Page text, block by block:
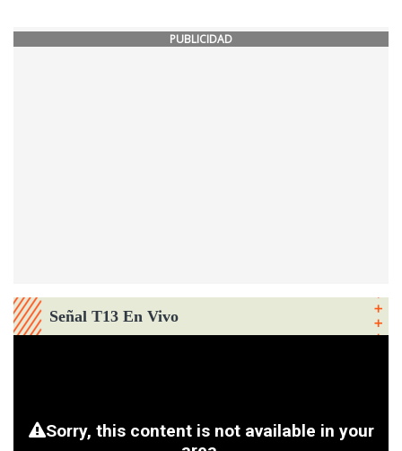
PUBLICIDAD
Señal T13 En Vivo